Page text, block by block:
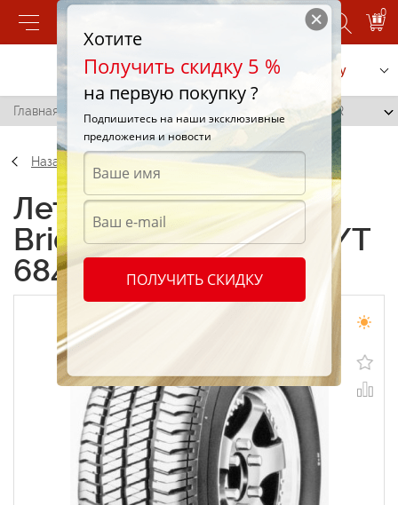
0
Позвонить Заказать услугу
Главная / Bridgestone Dueler H/T 684 235/65 R18 106R
Назад
Летние шины
Bridgestone Dueler H/T
684 235/65 R18 106R
Хотите
Получить скидку 5 %
на первую покупку ?
Подпишитесь на наши эксклюзивные
предложения и новости
ПОЛУЧИТЬ СКИДКУ